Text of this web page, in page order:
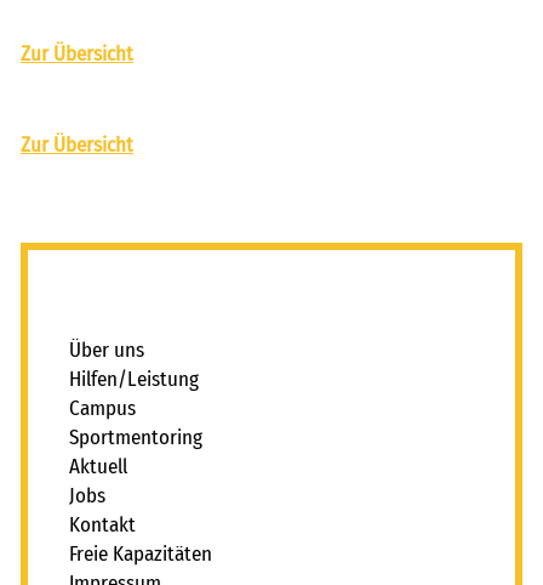
Zur Übersicht
Zur Übersicht
Über uns
Hilfen/Leistung
Campus
Sportmentoring
Aktuell
Jobs
Kontakt
Freie Kapazitäten